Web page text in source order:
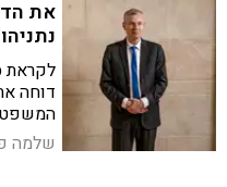
את
לקראת
דוחה
את
וגם
שלמה